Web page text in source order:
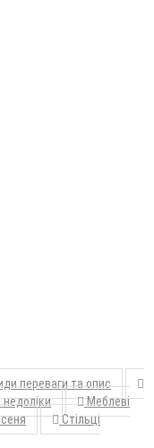
переваги та опис
Меблеві
Стільці